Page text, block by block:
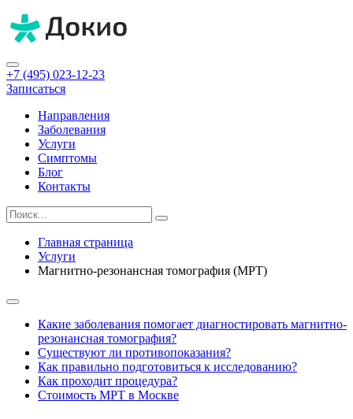
+7 (495) 023-12-23
Записаться
Направления
Заболевания
Услуги
Симптомы
Блог
Контакты
Главная страница
Услуги
Магнитно-резонансная томография (МРТ)
Какие заболевания помогает диагностировать магнитно-
резонансная томография?
Существуют ли противопоказания?
Как правильно подготовиться к исследованию?
Как проходит процедура?
Стоимость МРТ в Москве